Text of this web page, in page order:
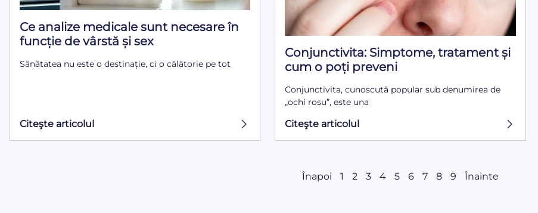
Ce analize medicale sunt necesare în
funcție de vârstă și sex
Sănătatea nu este o destinație, ci o călătorie pe tot
Citeşte articolul
Conjunctivita: Simptome, tratament și
cum o poți preveni
Conjunctivita, cunoscută popular sub denumirea de
„ochi roșu”, este una
Citeşte articolul
Înapoi 1 2 3 4 5 6 7 8 9 Înainte